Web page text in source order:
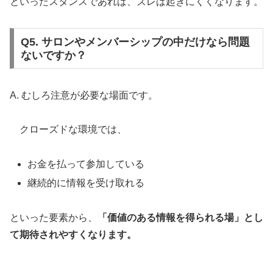
Q5. サロンやメンバーシップの中だけなら問題
ないですか？
A. むしろ注意が必要な場面です。
クローズドな環境では、
お金を払って参加している
継続的に情報を受け取れる
といった要素から、
「価値のある情報を得られる場」とし
て期待されやすくなります。